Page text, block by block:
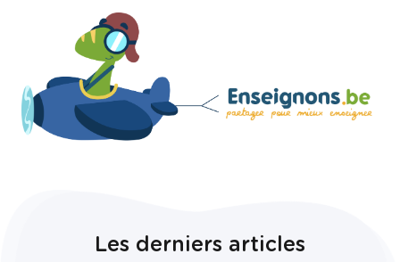
Les derniers articles